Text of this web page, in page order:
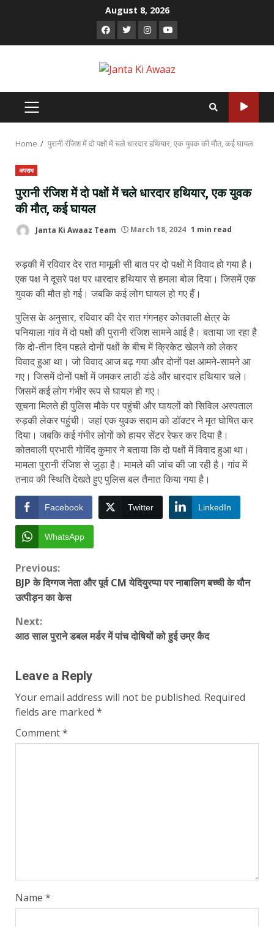
August 8, 2026
Facebook
TwitterInstagram
Youtube
PRIMARY
MENU
Home पुरानी रंजिश में दो पक्षों में चले धारदार हथियार, एक युवक की मौत, कई घायल
अपराध
पुरानी रंजिश में दो पक्षों में चले धारदार हथियार, एक युवक
की मौत, कई घायल
Janta Ki Awaaz Team March 18, 2024 1 min read
रुड़की में रविवार देर रात मामूली सी बात पर दो पक्षों में विवाद हो गया है।
एक पक्ष ने दूसरे पक्ष पर धारदार हथियार से हमला बोल दिया। जिसमें एक
युवक की मौत हो गई। जबकि कई लोग घायल हो गए हैं।
पुलिस के अनुसार, रविवार की देर रात गंगनहर कोतवाली क्षेत्र के
पनियाला गांव में दो पक्षों की पुरानी रंजिश सामने आई है। बताया जा रहा है
कि दो-तीन दिन पहले दोनों पक्षों के बीच में क्रिकेट खेलने को लेकर
विवाद हुआ था। जो विवाद आज बढ़ गया और दोनों पक्ष आमने-सामने आ
गए। जिसमें दोनों पक्षों में जमकर लाठी डंडे और धारदार हथियार चले।
जिसमें कई लोग गंभीर रूप से घायल हो गए।
सूचना मिलते ही पुलिस मौके पर पहुंची और घायलों को सिविल अस्पताल
रुड़की लेकर पहुंची। जहां एक युवक सद्दाम को डॉक्टर ने मृत घोषित कर
दिया। जबकि कई गंभीर लोगों को हायर सेंटर रेफर कर दिया है।
कोतवाली प्रभारी गोविंद कुमार ने बताया कि दो पक्षों में विवाद हुआ था।
मामला पुरानी रंजिश से जुड़ा है। मामले की जांच की जा रही है। गांव में
तनाव की स्थिति देखते हुए पुलिस बल तैनात किया गया है।
Facebook Twitter LinkedIn
WhatsApp
Continue
Reading
Previous:
BJP के दिग्गज नेता और पूर्व CM येदियुरप्पा पर नाबालिग बच्ची के यौन
उत्पीड़न का केस
Next:
आठ साल पुराने डबल मर्डर में पांच दोषियों को हुई उम्र कैद
Leave a Reply
Your email address will not be published. Required
fields are marked *
Comment*
Name *